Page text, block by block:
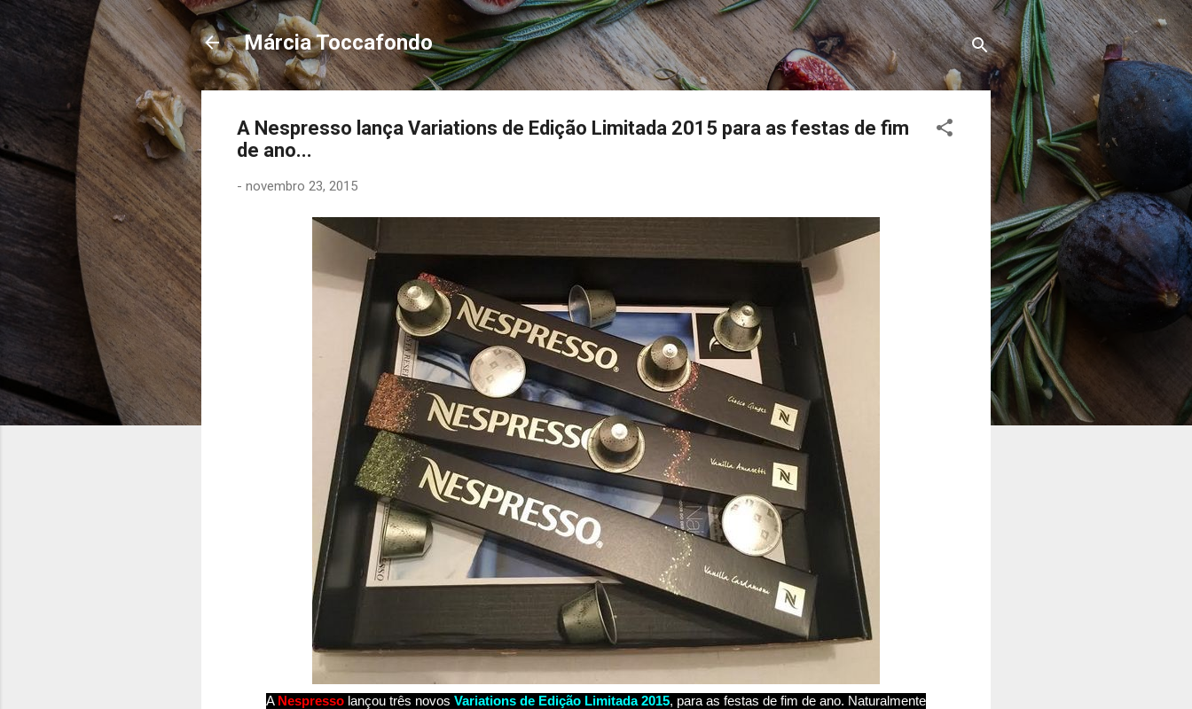
Pular para o conteúdo principal
Márcia Toccafondo
A Nespresso lança Variations de Edição Limitada 2015 para as festas de fim
de ano...
- novembro 23, 2015
A Nespresso lançou três novos Variations de Edição Limitada 2015, para as festas de fim de ano. Naturalmente